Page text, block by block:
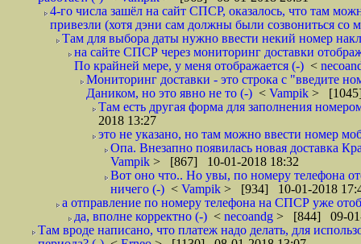
4-го числа зашёл на сайт СПСР, оказалось, что там
привезли (хотя дэни сам должны были созвониться со
Там для выбора даты нужно ввести некий номер
на сайте СПСР через мониторинг доставки
По крайней мере, у меня отображается (-) <
Мониторинг доставки - это строка с "введите
Даником, но это явно не то (-) < Vampik >
Там есть другая форма для заполнения
2018 13:27
это не указано, но там можно ввести номер
Опа. Внезапно появилась новая доставка
Vampik > [867] 10-01-2018 18:32
Вот оно что.. Но увы, по номеру телефона
ничего (-) < Vampik > [934] 10-01-2018
а отправление по номеру телефона на СПСР уже
да, вполне корректно (-) < necoandg > [844] 09-01-
Там вроде написано, что платеж надо делать, для